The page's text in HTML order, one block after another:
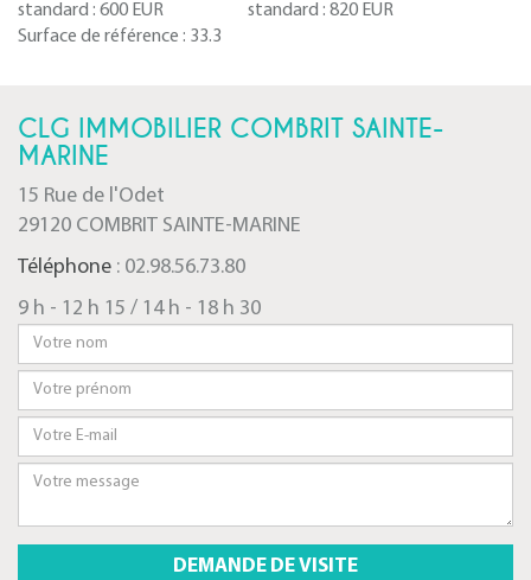
standard : 600 EUR
standard : 820 EUR
Surface de référence : 33.3
CLG IMMOBILIER COMBRIT SAINTE-
MARINE
15 Rue de l'Odet
29120 COMBRIT SAINTE-MARINE
Téléphone : 02.98.56.73.80
9 h - 12 h 15 / 14 h - 18 h 30